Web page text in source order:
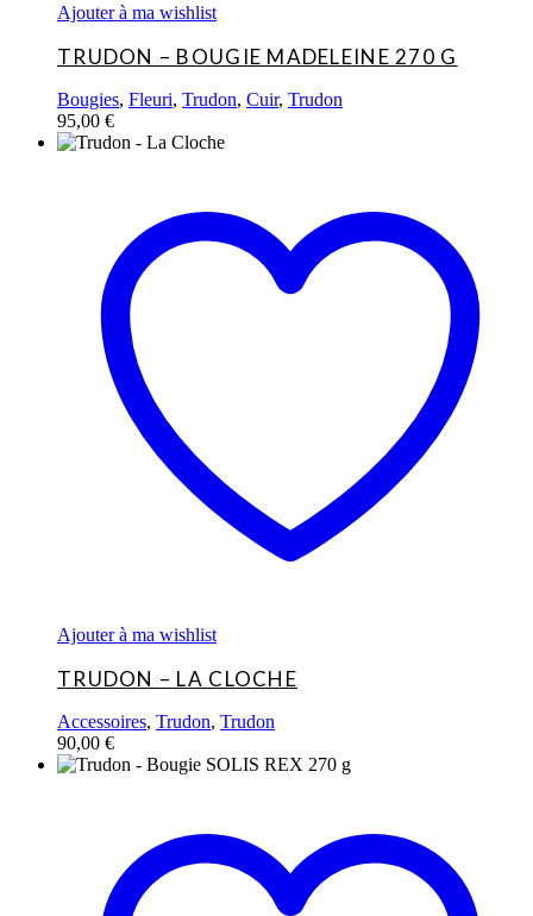
Ajouter à ma wishlist
TRUDON – BOUGIE MADELEINE 270 G
Bougies, Fleuri, Trudon, Cuir, Trudon
95,00 €
Ajouter à ma wishlist
TRUDON – LA CLOCHE
Accessoires, Trudon, Trudon
90,00 €